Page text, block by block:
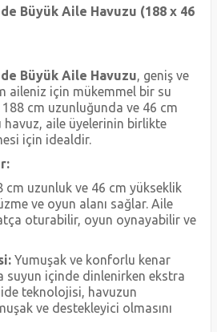
Büyük Aile Havuzu (188 x 46
Büyük Aile Havuzu, geniş ve
aileniz için mükemmel bir su
188 cm uzunluğunda ve 46 cm
aile üyelerinin birlikte
için idealdir.
cm uzunluk ve 46 cm yükseklik
ve oyun alanı sağlar. Aile
oturabilir, oyun oynayabilir ve
Yumuşak ve konforlu kenar
suyun içinde dinlenirken ekstra
teknolojisi, havuzun
ve destekleyici olmasını